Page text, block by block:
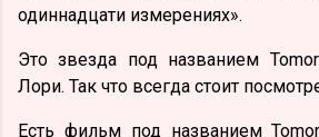
одиннадцати измерениях».
Это звезда под названием
Лори. Так что всегда стоит
Есть фильм под названием